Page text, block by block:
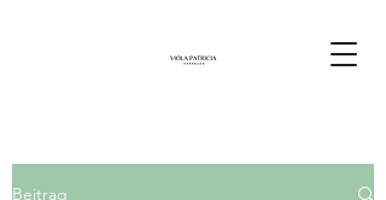
Beitrag